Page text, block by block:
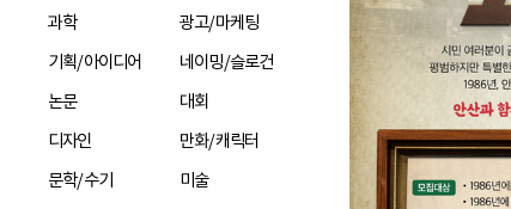
과학
광고/마케팅
기획/아이디어
네이밍/슬로건
논문
대회
디자인
만화/캐릭터
문학/수기
미술